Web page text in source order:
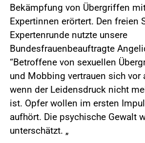
Bekämpfung von Übergriffen
Expertinnen erörtert. Den freien
Expertenrunde nutzte unsere
Bundesfrauenbeauftragte
“Betroffene von sexuellen
und Mobbing vertrauen sich vor
wenn der Leidensdruck nicht
ist. Opfer wollen im ersten
aufhört. Die psychische Gewalt
unterschätzt. „